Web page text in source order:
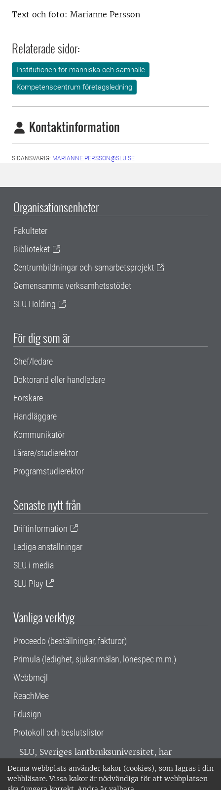
Denna webbplats använder kakor (cookies), som lagras i din
webbläsare. Vissa kakor är nödvändiga för att webbplatsen
Text och foto: Marianne Persson
Relaterade sidor:
Institutionen för människa och samhälle
Kompetenscentrum företagsledning
Kontaktinformation
SIDANSVARIG: MARIANNE.PERSSON@SLU.SE
Organisationsenheter
Fakulteter
Biblioteket
Centrumbildningar och samarbetsprojekt
Gemensamma verksamhetsstödet
SLU Holding
För dig som är
Chef/ledare
Doktorand eller handledare
Forskare
Handläggare
Kommunikatör
Lärare/studierektor
Programstudierektor
Senaste nytt från
Driftinformation
Lediga anställningar
SLU i media
SLU Play
Vanliga verktyg
Proceedo (beställningar, fakturor)
Primula (ledighet, sjukanmälan, lönespec m.m.)
Webbmejl
ReachMee
Edusign
Protokoll och beslutslistor
SLU, Sveriges lantbruksuniversitet, har
verksamhet över hela Sverige. Huvudorter är
Alnarp, Uppsala och Umeå.SLU är
miljöcertifierat enligt ISO 14001. •